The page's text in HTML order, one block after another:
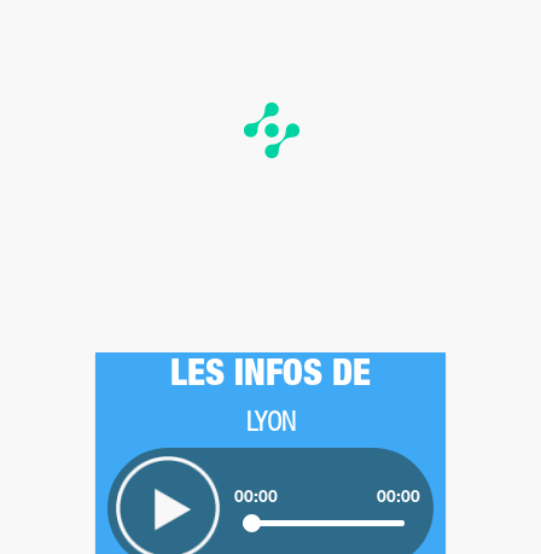
LES INFOS DE
LYON
00:00 00:00